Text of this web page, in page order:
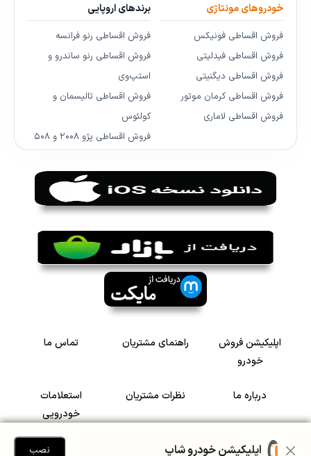
خودروهای مونتاژی
فروش اقساطی فونیکس
فروش اقساطی فیدلیتی
فروش اقساطی دیگنیتی
فروش اقساطی کرمان موتور
فروش اقساطی لاماری
برندهای اروپایی
فروش اقساطی رنو فرانسه
فروش اقساطی رنو ساندرو و
استپ‌وی
فروش اقساطی تالیسمان و
کولئوس
فروش اقساطی پژو ۲۰۰۸ و ۵۰۸
اپلیکیشن فروش
خودرو
راهنمای مشتریان تماس ما
درباره ما نظرات مشتریان
استعلامات
خودرویی
سرمایه گذاری در رضایت مشتریاناپلیکیشن خودرو شاپ نصب